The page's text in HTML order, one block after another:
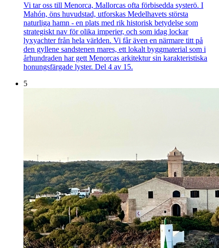
Vi tar oss till Menorca, Mallorcas ofta förbisedda systerö. I
Mahón, öns huvudstad, utforskas Medelhavets största
naturliga hamn - en plats med rik historisk betydelse som
strategiskt nav för olika imperier, och som idag lockar
lyxyachter från hela världen. Vi får även en närmare titt på
den gyllene sandstenen mares, ett lokalt byggmaterial som i
århundraden har gett Menorcas arkitektur sin karakteristiska
honungsfärgade lyster. Del 4 av 15.
5